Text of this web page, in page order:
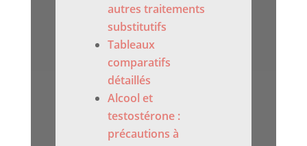
autres traitements
substitutifs
Tableaux
comparatifs
détaillés
Alcool et
testostérone :
précautions à